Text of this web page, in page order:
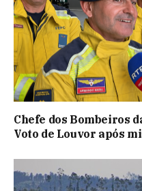
Chefe dos Bombeiros
Voto de Louvor após